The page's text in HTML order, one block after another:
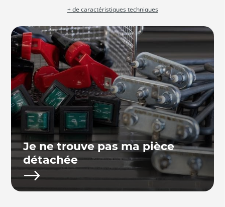
+ de caractéristiques techniques
Je ne trouve pas ma pièce
détachée